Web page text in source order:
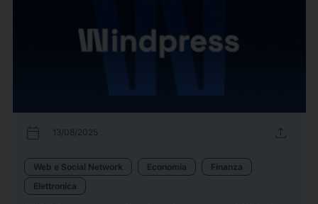
calendar_today 13/08/2025 upload
Web e Social Network Economia
Finanza
Elettronica